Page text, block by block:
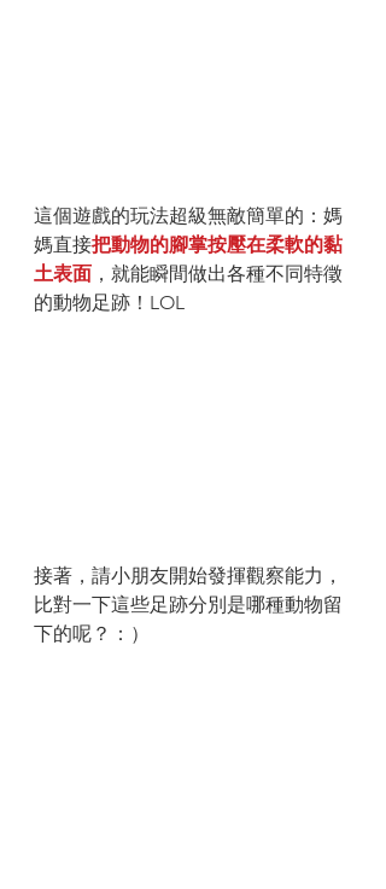
這個遊戲的玩法超級無敵簡單的：媽
媽直接把動物的腳掌按壓在柔軟的黏
土表面 ，就能瞬間做出各種不同特徵
的動物足跡！LOL
接著，請小朋友開始發揮觀察能力，
比對一下這些足跡分別是哪種動物留
下的呢？：）